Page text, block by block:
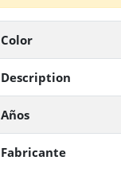
Color
Description
Años
Fabricante